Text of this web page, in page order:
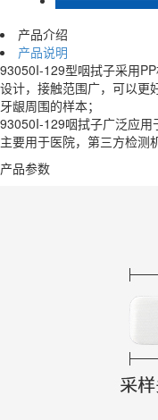
产品介绍
产品说明
93050I-129型咽拭子采用
设计，接触范围广，可以更
牙龈周围的样本；
93050I-129咽拭子广泛应用
主要用于医院，第三方检测
产品参数